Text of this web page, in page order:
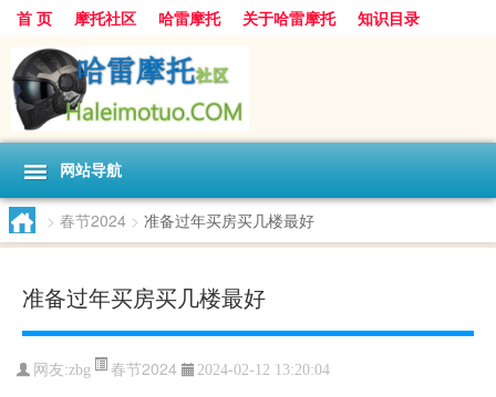
首 页 摩托社区 哈雷摩托 关于哈雷摩托 知识目录
网站导航
> 春节2024 > 准备过年买房买几楼最好
准备过年买房买几楼最好
网友:zbg 春节2024 2024-02-12 13:20:04